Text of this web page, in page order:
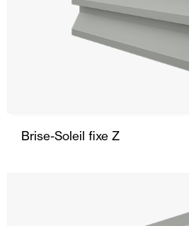
Brise-Soleil fixe Z